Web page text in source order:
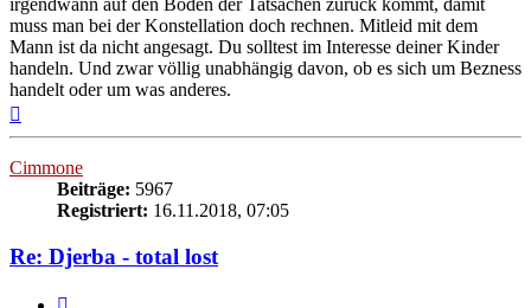
irgendwann auf den Boden der Tatsachen zurück kommt, damit
muss man bei der Konstellation doch rechnen. Mitleid mit dem
Mann ist da nicht angesagt. Du solltest im Interesse deiner Kinder
handeln. Und zwar völlig unabhängig davon, ob es sich um Bezness
handelt oder um was anderes.
Cimmone
Beiträge: 5967
Registriert: 16.11.2018, 07:05
Re: Djerba - total lost